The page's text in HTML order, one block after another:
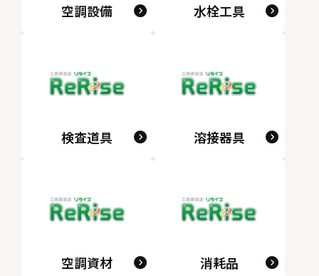
空調設備 水栓工具
検査道具 溶接器具
空調資材 消耗品